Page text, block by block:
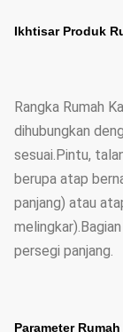
Ikhtisar Produk
Rangka Rumah
dihubungkan
sesuai.Pintu,
berupa atap
panjang) atau
persegi panjang.
Parameter